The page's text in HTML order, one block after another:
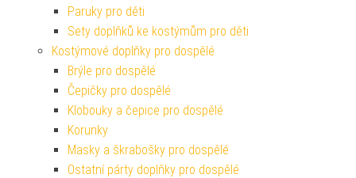
Paruky pro děti
Sety doplňků ke kostýmům pro děti
Kostýmové doplňky pro dospělé
Brýle pro dospělé
Čepičky pro dospělé
Klobouky a čepice pro dospělé
Korunky
Masky a škrabošky pro dospělé
Ostatní párty doplňky pro dospělé